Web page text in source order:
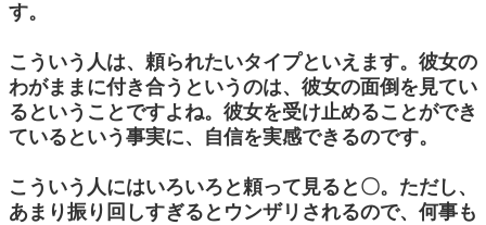
す。
こういう人は、頼られたいタイプといえます。彼女の
わがままに付き合うというのは、彼女の面倒を見てい
るということですよね。彼女を受け止めることができ
ているという事実に、自信を実感できるのです。
こういう人にはいろいろと頼って見ると〇。ただし、
あまり振り回しすぎるとウンザリされるので、何事も